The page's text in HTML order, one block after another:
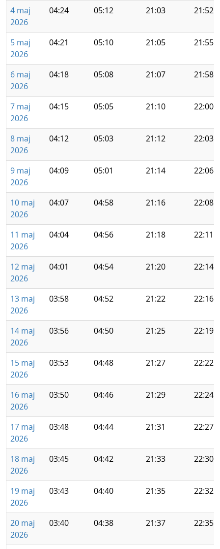
4 maj
2026
04:24 05:12 21:03 21:52
5 maj
2026
04:21 05:10 21:05 21:55
6 maj
2026
04:18 05:08 21:07 21:58
7 maj
2026
04:15 05:05 21:10 22:00
8 maj
2026
04:12 05:03 21:12 22:03
9 maj
2026
04:09 05:01 21:14 22:06
10 maj
2026
04:07 04:58 21:16 22:08
11 maj
2026
04:04 04:56 21:18 22:11
12 maj
2026
04:01 04:54 21:20 22:14
13 maj
2026
03:58 04:52 21:22 22:16
14 maj
2026
03:56 04:50 21:25 22:19
15 maj
2026
03:53 04:48 21:27 22:22
16 maj
2026
03:50 04:46 21:29 22:24
17 maj
2026
03:48 04:44 21:31 22:27
18 maj
2026
03:45 04:42 21:33 22:30
19 maj
2026
03:43 04:40 21:35 22:32
20 maj
2026
03:40 04:38 21:37 22:35